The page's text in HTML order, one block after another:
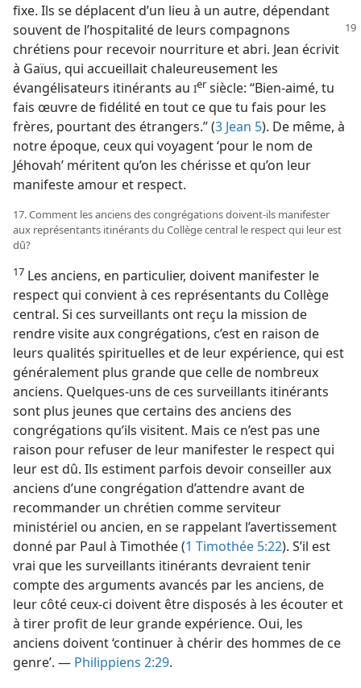
fixe. Ils se déplacent d’un lieu à un autre, dépendant
souvent de l’hospitalité de leurs compagnons
chrétiens pour recevoir nourriture et abri. Jean écrivit
à Gaïus, qui accueillait chaleureusement les
évangélisateurs itinérants au Ier siècle: “Bien-aimé, tu
fais œuvre de fidélité en tout ce que tu fais pour les
frères, pourtant des étrangers.” (3 Jean 5). De même, à
notre époque, ceux qui voyagent ‘pour le nom de
Jéhovah’ méritent qu’on les chérisse et qu’on leur
manifeste amour et respect.
17. Comment les anciens des congrégations doivent-ils manifester
aux représentants itinérants du Collège central le respect qui leur est
dû?
17 Les anciens, en particulier, doivent manifester le
respect qui convient à ces représentants du Collège
central. Si ces surveillants ont reçu la mission de
rendre visite aux congrégations, c’est en raison de
leurs qualités spirituelles et de leur expérience, qui est
généralement plus grande que celle de nombreux
anciens. Quelques-uns de ces surveillants itinérants
sont plus jeunes que certains des anciens des
congrégations qu’ils visitent. Mais ce n’est pas une
raison pour refuser de leur manifester le respect qui
leur est dû. Ils estiment parfois devoir conseiller aux
anciens d’une congrégation d’attendre avant de
recommander un chrétien comme serviteur
ministériel ou ancien, en se rappelant l’avertissement
donné par Paul à Timothée (1 Timothée 5:22). S’il est
vrai que les surveillants itinérants devraient tenir
compte des arguments avancés par les anciens, de
leur côté ceux-ci doivent être disposés à les écouter et
à tirer profit de leur grande expérience. Oui, les
anciens doivent ‘continuer à chérir des hommes de ce
genre’. — Philippiens 2:29.